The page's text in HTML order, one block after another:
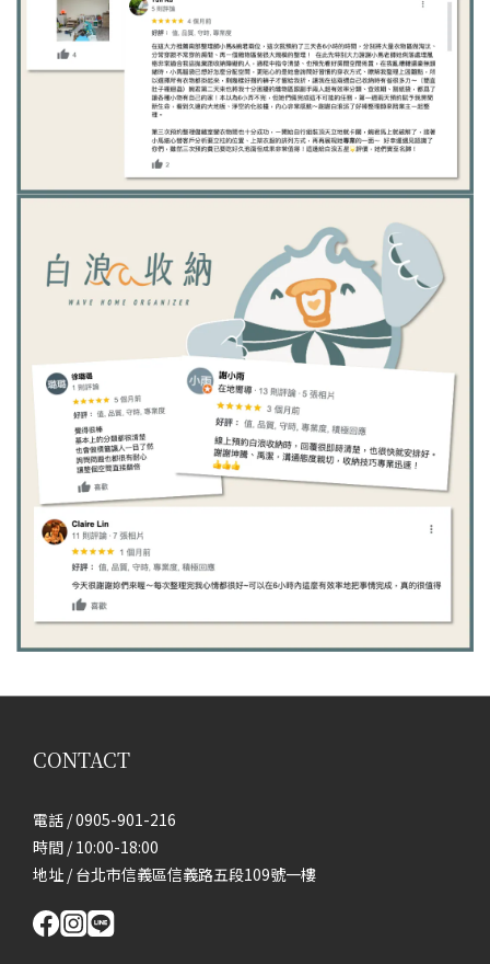
CONTACT
電話 / 0905-901-216
時間 / 10:00-18:00
地址 / 台北市信義區信義路五段109號一樓